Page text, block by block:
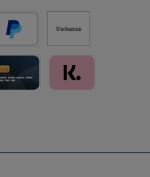
über PayPal
Später Bezahlen über PayPal
Vorkasse